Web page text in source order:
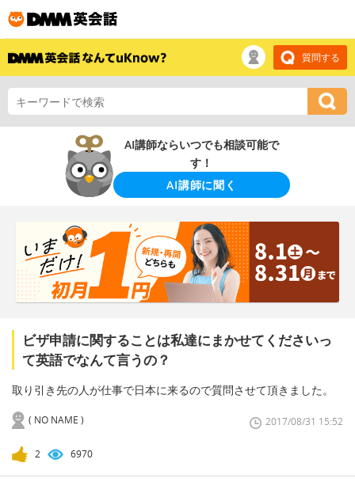
質問する
AI講師ならいつでも相談可能で
す！
AI講師に聞く
ビザ申請に関することは私達にまかせてくださいっ
て英語でなんて言うの？
取り引き先の人が仕事で日本に来るので質問させて頂きました。
( NO NAME ) 2017/08/31 15:52
2 6970